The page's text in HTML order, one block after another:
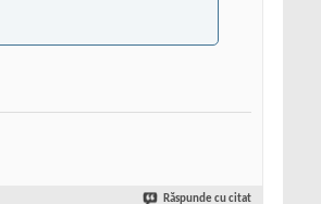
Răspunde cu citat